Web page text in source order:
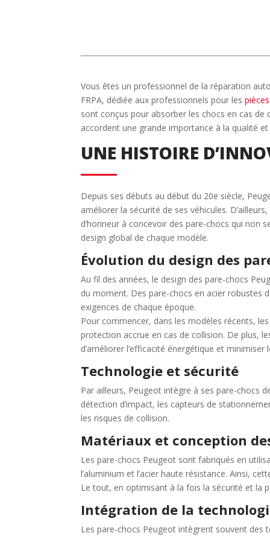
Vous êtes un professionnel de la réparation
FRPA, dédiée aux professionnels pour les
sont conçus pour absorber les chocs en cas
accordent une grande importance à la qualité
UNE HISTOIRE
Depuis ses débuts au début du 20e siècle,
améliorer la sécurité de ses véhicules.
d’honneur à concevoir des pare-chocs qui
design global de chaque modèle.
Évolution du design des
Au fil des années, le design des pare-chocs
du moment. Des pare-chocs en acier robustes
exigences de chaque époque.
Pour commencer, dans les modèles récents,
protection accrue en cas de collision. De plus,
d’améliorer l’efficacité énergétique et minimiser
Technologie et sécurité
Par ailleurs, Peugeot intègre à ses pare-chocs
détection d’impact, les capteurs de
les risques de collision.
Matériaux et conception
Les pare-chocs Peugeot sont fabriqués en
l’aluminium et l’acier haute résistance. Ainsi,
Le tout, en optimisant à la fois la sécurité et la
Intégration de la
Les pare-chocs Peugeot intègrent souvent des